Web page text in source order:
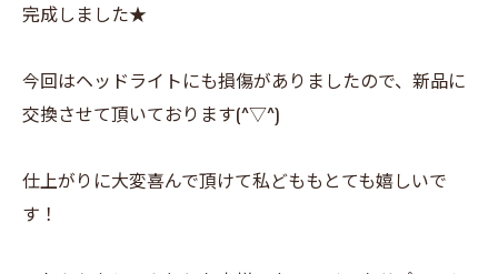
完成しました★
今回はヘッドライトにも損傷がありましたので、新品に
交換させて頂いております(^▽^)
仕上がりに大変喜んで頂けて私どももとても嬉しいで
す！